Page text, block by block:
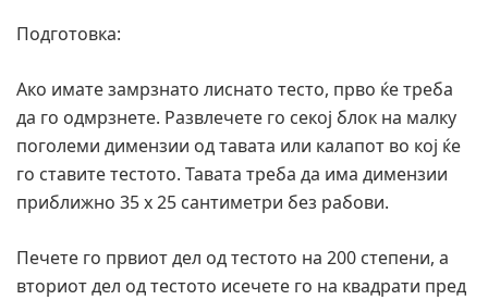
Подготовка:
Ако имате замрзнато лиснато тесто, прво ќе треба
да го одмрзнете. Развлечете го секој блок на малку
поголеми димензии од тавата или калапот во кој ќе
го ставите тестото. Тавата треба да има димензии
приближно 35 x 25 сантиметри без рабови.
Печете го првиот дел од тестото на 200 степени, а
вториот дел од тестото исечете го на квадрати пред